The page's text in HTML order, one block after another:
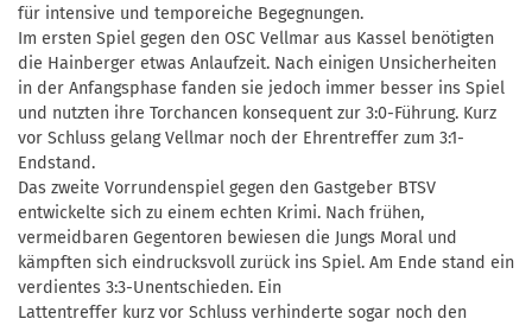
für intensive und temporeiche Begegnungen.
Im ersten Spiel gegen den OSC Vellmar aus Kassel benötigten
die Hainberger etwas Anlaufzeit. Nach einigen Unsicherheiten
in der Anfangsphase fanden sie jedoch immer besser ins Spiel
und nutzten ihre Torchancen konsequent zur 3:0-Führung. Kurz
vor Schluss gelang Vellmar noch der Ehrentreffer zum 3:1-
Endstand.
Das zweite Vorrundenspiel gegen den Gastgeber BTSV
entwickelte sich zu einem echten Krimi. Nach frühen,
vermeidbaren Gegentoren bewiesen die Jungs Moral und
kämpften sich eindrucksvoll zurück ins Spiel. Am Ende stand ein
verdientes 3:3-Unentschieden. Ein
Lattentreffer kurz vor Schluss verhinderte sogar noch den